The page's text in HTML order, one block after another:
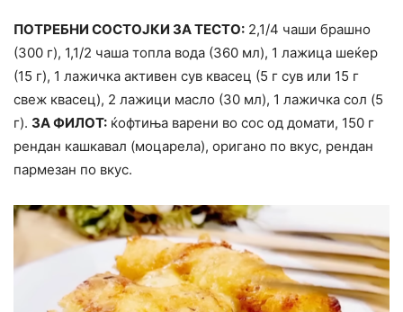
ПОТРЕБНИ СОСТОЈКИ ЗА ТЕСТО: 2,1/4 чаши брашно
(300 г), 1,1/2 чаша топла вода (360 мл), 1 лажица шеќер
(15 г), 1 лажичка активен сув квасец (5 г сув или 15 г
свеж квасец), 2 лажици масло (30 мл), 1 лажичка сол (5
г). ЗА ФИЛОТ: ќофтиња варени во сос од домати, 150 г
рендан кашкавал (моцарела), оригано по вкус, рендан
пармезан по вкус.